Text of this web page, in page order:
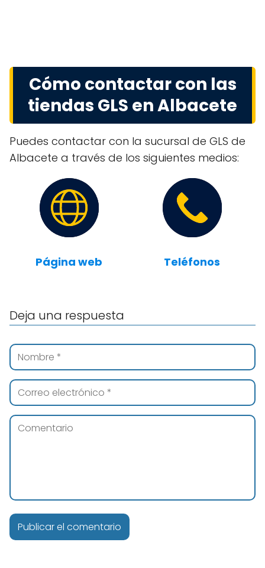
Cómo contactar con las
tiendas GLS en Albacete
Puedes contactar con la sucursal de GLS de
Albacete a través de los siguientes medios:
Página web Teléfonos
Deja una respuesta